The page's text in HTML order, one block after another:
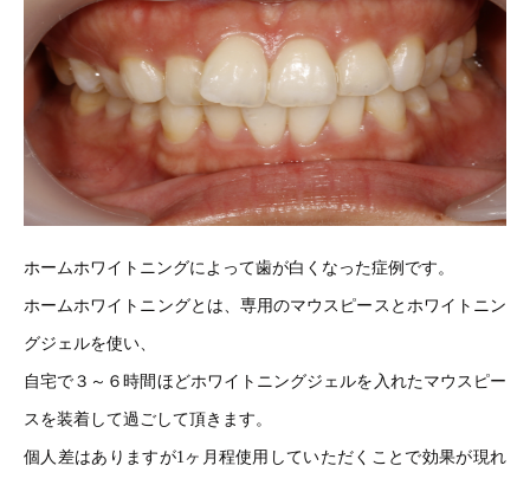
ホームホワイトニングによって歯が白くなった症例です。
ホームホワイトニングとは、専用のマウスピースとホワイトニン
グジェルを使い、
自宅で３～６時間ほどホワイトニングジェルを入れたマウスピー
スを装着して過ごして頂きます。
個人差はありますが1ヶ月程使用していただくことで効果が現れ